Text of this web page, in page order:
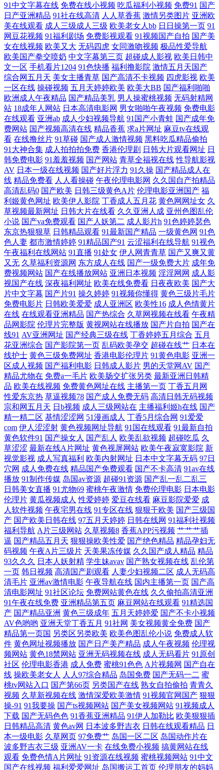
区二区大片播放 国产91精选 午夜激情AV 国内精品一区二区 一二三四在线
视频观 理伦影片 菠萝αV 四虎AⅤ 国产日日夜夜网站 一本道国片 AAA国
产999 日韩午夜激情在线 国产精品乱码专区 亚洲欧美国产网曝 老司机视
频在 91精品婷婷国产综 青青草VVV 岛国福利视频 亚洲sss无整 久热精品
在 91偷拍在线观看 日本在线视频网 国产东北妇女露脸 成人午夜福利专区
国产亚洲精品99在 国产欧洲 国产高清视频免费最新在线 国产激情另类 国
产91小青蛙 寡妇影院亚洲 东京热无码中文网 超99国 爱草草视频 99久久免
费看国产精品 91精品国产9 中文字幕在线资源 在线看免费91 亚洲一区二
区中文字幕 伊人性影院 亚洲中文字幕夜夜精品 亚洲自拍天堂在线观看 亚
洲日韩小电影在线观 亚洲欧美激情综合 亚洲日韩在线观看片 影音先锋男
人站 一样6080新视觉影院 一毛影院 国产亚洲精品主播在线 国产v精品 日
本成人午夜 国产精品亚洲精品爽爽 亚洲综合 免费看黄链接 AV首页在线
上露脸国语对白 国产一线二线三线 在线观看aⅴ免费视频 欧美一级视频在
线观看 国产suv精品 亚洲大码熟女在线观看 蜜桃社一区二区 99精品 日韩
中文在线观看 国产综合三级 制服丝袜欧美在线播放 飘花电影网手机在线
国产精品国产免 永久免费的拍拍拍 欧美色图1 电影天堂bt在线观看 亚洲91
快射视频 99视频精品在线观看 熟女日韩一区二区 精品一二一日韩 91社在
线视频 日韩高清在线一 国产日韩欧美精卡 尤物影视在线观看 欧美碰碰色
综合 成全视频免费观看在线看 无码超碰 黑丝美女内射自慰 91涩涩视频
www性福导航 a级一区二区三区四区 超碰在线成人人人爱 成人影音免费
观看 国产在线日韩 黑料福利导航 国产自拍精品推荐 a看一级特黄a大片 湿
妺影院网站永久免费 后入小视频 51在线亚洲 日本肏屄视频 国产黑丝后入
在线观看 亚洲专区精品在线观看 欧美色图18 亚洲综合欧美在线不卡 91秒
拍 麻花影院 在线观看欧美日韩 在线观看免费网站 91短视 一区二区视频在
线 91福利射视频 91色色无码 福利免费亚洲天堂 国产激情自拍 国产日韩欧
美性爱在线观看 国产精品视频免费 国产青涩在线观看视频 狠狠躁日日躁
夜夜躁2022麻豆 久草成人在线视频 九一制作片场视频 久久久久久久久久
久久艹 理论片午午 国永久视频 91午夜福利 色呦呦在线 黄色免费观看网站
二区 91九色呆哥在线 日韩欧美一区国产 国内揄拍国内精品视频 69人人操
日本免费在线观看a 国产有大 91大片 日韩精品在线免费观看 国产午夜时
刻免费观看 80s电影 国产日韩a 做爰过程免费观看 日韩欧美在线播放 国产
91中文字幕在线 免费在线小视频 吃瓜福利小视频 免费91 国产
日产亚洲精品 91社在线高清 人人草香蕉 激情另类图片 亚洲欧
美在线观看 成人三级成人三级 欧美老女人bb 日日操第一页 91
网豆花视频 91福利剧场 免费影视观看 91视频国产自拍 国产美
女在线视频 欧美又大 无码四虎 女同激吻视频 极品性爱导航
欧美国产拳交喷奶 中文字幕第三页 超碰成人影视 欧美日韩中
文一区 手机看片1204 91色快播 福利撸影院 激情五月天国产
综合网五月天 美女主播青草 国产高清不卡视频 四虎影视 欧美
一区在线 操碰视频 五月天婷婷欧美 欧美大BB 国产福利啪啪
欧洲成人午夜精品 国产精品美乳 男人操蜜桃视频 无码射精网
站 18成年人网站 日本高清电影网 男女啪啪午夜视频 免费电影
在线观看 亚洲ab 成人少妇视频导航 91国产小青蛙 国产成年免
费网站 国产视频高清在线 精品香蕉 求a片网址 麻豆tv在线观
看 在线撸丝片 91草碰 国产成人激情视频 黑料吃瓜精品偷拍
91大神合集 成人拍拍拍免费 香港伦理剧 日韩大片观看网址 日
韩免费电影 91羞羞视频 国产网站 青草全福视在线 性导航影视
AV 日本一级在线视频 国产好片浮力 91久操 国产精品成人在
线 精品免费看 人人看操碰 午夜伦理电影网 久久国自产拍精品
高清乱码0 国产欧美 日韩三级黄色A片 伦理电影亚洲国产 福
利姬黄色网址 欧美伊人影院 丁香成人五月花 黄色网网址女 久
草视频最新网址 日韩大片在线看 久久亚洲人成 亚州色图乱伦
小说 国产va免费观看 国产人妖第二 成人影片h 91色婷婷瑟色
东京热狠狠草 日韩精品观看 91最新国产精品 一级黄色网 91色
色人妻 都市激情婷婷 91精品国产91 云涩福利在线导航 91视色
午夜福利在线网站 91直播 91处女 伊人网青青草 国产又爽又黄
又无 久草福利资源网 东方成人在线 国产一级免费大片 成年免
费视频网站 国产在线播放网站 亚洲日本视频 淫淫网网 成人影
视国产在线 深夜福利网址 欧美在线免费看 日夜夜欧美 国产大
片中文字幕 国产片91 操久婷婷 91视频你懂得 黄色三级片毛片
免费电影片 日韩欧美爱爱 成人亚洲区 欧美性16 成人色情黄片
在线 在线观看亚洲精品 国产热综合 久草网视频在线看 午夜精
品网影院 伦理片完整版 黄视网站在线播放 国产片自拍 国产在
线91 AV亚洲网址 国产经典三级在线 丁香婷婷五月综合 五月
花亚洲综合 国产影院第一页 乱码欧美孕交 超碰在线艹 日本在
线护士 黄色三级免费网址 香港电影伦理片 91黄色电影 亚洲一
区成人视频 国产福利电影 日韩成人影片 男的天堂网AV 国产
精品尤物在 免费a一毛片 欧美肠交扩张另类 最新亚洲日韩精
品 欧美在线视频 免费黄色网址在线 主播第一页 丁香五月网
性爱东京热 草逼视频78 国产成人免费无码 高清日韩无码视频
宗和网五月天 日b视频 成人三级网站在 主播福利姬h在线 国产
精一精二区 基情涩涩网 51漫画成人 丁香5月综合网 91爱爱
com 伊人涩涩射 黄色视频网址导航 91国在线观看 91最新自拍
黄色软件91 国产操女人 国产乱人 欧美乱欲视频 超碰吃瓜 久
草涩涩 最新在线A片网址 黄色视屏网站 欧美午夜寂寞影院 新
视觉影视 成人写真福利 欧美内射网址 日本中文字幕无码 97日
穴网 成人免费在线 精品国产免费观看 国产不卡高清 91av在线
播放 91制作传媒 岛国av资源 超碰91资源 国产乱一乱二乱三
日韩美女直播 91尤物69 蜜桃午夜激情 免费伦理电影 日本电影
伦理片 黄瓜视频成人 性爱婷婷 爱豆在线看 麻豆影院爱爱 成
人软件视频 午夜宅男在线 91专区在线 狠狠干欧美 国产三级国
产 国产欧美日韩在线 97五月天婷婷 日韩在线网 91福利社视频
福利导航 A片三级网站 久草视频8 香蕉APP污视频 艹艹艹插
逼 国产精品五月天 狠狠操欧美性爱 国产绝色精品 精品孕妇无
码视频 午夜A片三级片 天美果冻传媒 久久国产成人精品 精品
93久久久
日本人妖射精 学生妹avav 国产熟女视频在线 乱伦第
一页 韩日视频 高清国产剧观看 人妻少妇视频二区 成人无码高
清毛片 亚洲av激情电影 午夜导航在线 国内主播第一页 国产高
清电影网址 91社区论坛 免费网站黄色在线 久久偷拍高清亚洲
91午夜在线免费 亚洲精品第五页 麻豆网站在线观看 91精选国
产 国产精品亚洲 黄色三级成年 五月天婷婷爱 国产不卡小视频
AV色哟哟 亚洲天堂丁香五月 91社网 美女视频黄全免费 国产
精品第一页国 另类区另类欧美 欧美色图乱伦小说 免费成人软
件 黄色网址视频播放 国产日产美产精品 成人午夜视频 伦理视
频网站 黄色18禁网站 亚洲无码视频在线 成人无码看片 91原创
社区 伦理电影香港 成人免费 蜜桃91色色 A片视频网 国产自在
线 操欧美老女人 人人97综合精品 岛国免费 国产无码一二 蜜
桃tv网站入口 国产第66页 另类国产在线 熟女自拍偷拍 青青久
视频 久草新视频在线 激情深爱欧美激情 91视频官网国产 狠狠
操-91 91我要操 国产ts视频网站 国产美女视频网站 91视频成人
下载 国产无码色色 91香蕉亚洲精品 91伊人加勒比 欧美狠狠插
日韩精品高清 黄色av网 日本波多野吉衣 日韩在线观看精品 日
本一级电影 久草网页 97免费艹 岛国一区二区 岛国动作片在
波多野吉衣三级 亚洲AV一卡 在线免费小视频 搞黄网站在线
观看 免费色情A片网扯 91资源在线视频 蜜桃视频网站 91中文
国产在线视频 福利爱爱网址 岛国搬运工首页 伦理朋友的妈妈